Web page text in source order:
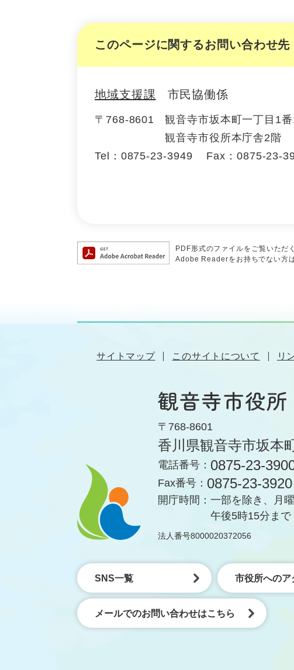
このページに関するお問い合わせ先
地域支援課 市民協働係
〒768-8601
観音寺市坂本町一丁目1
観音寺市役所本庁舎2階
Tel：0875-23-3949
Fax：0875-23-
PDF形式のファイルをご覧いた
Adobe Readerをお持ちでない方
サイトマップ このサイトについて リ
〒768-8601
香川県観音寺市坂本
電話番号： 0875-23-
Fax番号： 0875-23-3920
開庁時間： 一部を除き、月
午後5時15分まで
法人番号8000020372056
SNS一覧 市役所へのア
メールでのお問い合わせはこちら